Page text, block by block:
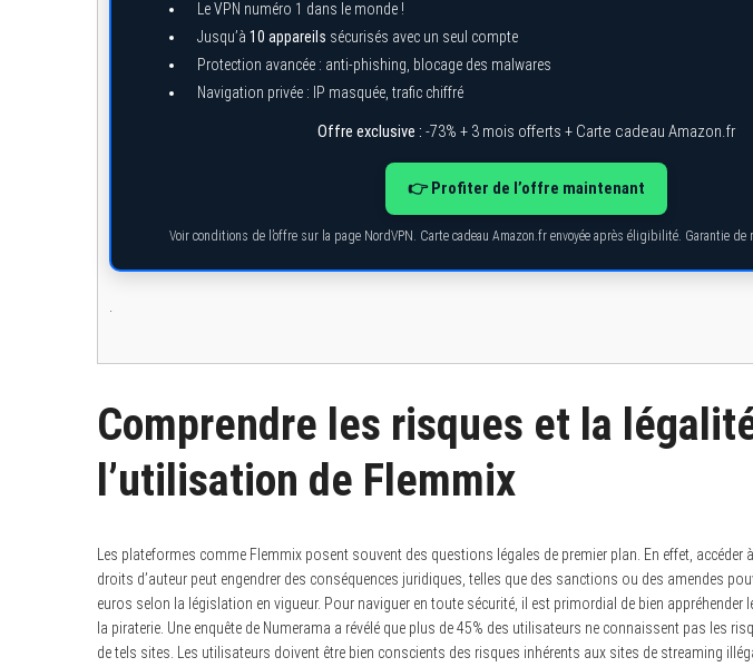
Le VPN numéro 1 dans le monde !
Jusqu’à 10 appareils sécurisés avec un seul compte
Protection avancée : anti-phishing, blocage des malwares
Navigation privée : IP masquée, trafic chiffré
Offre exclusive : -73% + 3 mois offerts + Carte cadeau Amazon.fr
👉 Profiter de l’offre maintenant
Voir conditions de l’offre sur la page NordVPN. Carte cadeau Amazon.fr envoyée après éligibilité. Garantie de
Comprendre les risques et la
l’utilisation de Flemmix
Les plateformes comme Flemmix posent souvent des questions légales de premier plan. En effet, accéder
droits d’auteur peut engendrer des conséquences juridiques, telles que des sanctions ou des amendes
euros selon la législation en vigueur. Pour naviguer en toute sécurité, il est primordial de bien appréhender
la piraterie. Une enquête de Numerama a révélé que plus de 45% des utilisateurs ne connaissent pas les
de tels sites. Les utilisateurs doivent être bien conscients des risques inhérents aux sites de streaming